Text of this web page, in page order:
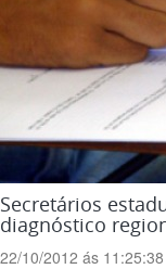
Secretários
diagnóstico
22/10/2012 ás 11:25:38